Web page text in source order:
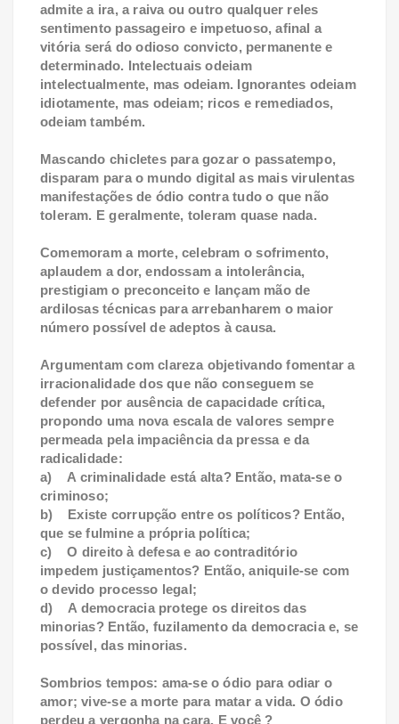
admite a ira, a raiva ou outro qualquer reles
sentimento passageiro e impetuoso, afinal a
vitória será do odioso convicto, permanente e
determinado. Intelectuais odeiam
intelectualmente, mas odeiam. Ignorantes odeiam
idiotamente, mas odeiam; ricos e remediados,
odeiam também.
Mascando chicletes para gozar o passatempo,
disparam para o mundo digital as mais virulentas
manifestações de ódio contra tudo o que não
toleram. E geralmente, toleram quase nada.
Comemoram a morte, celebram o sofrimento,
aplaudem a dor, endossam a intolerância,
prestigiam o preconceito e lançam mão de
ardilosas técnicas para arrebanharem o maior
número possível de adeptos à causa.
Argumentam com clareza objetivando fomentar a
irracionalidade dos que não conseguem se
defender por ausência de capacidade crítica,
propondo uma nova escala de valores sempre
permeada pela impaciência da pressa e da
radicalidade:
a) A criminalidade está alta? Então, mata-se o
criminoso;
b) Existe corrupção entre os políticos? Então,
que se fulmine a própria política;
c) O direito à defesa e ao contraditório
impedem justiçamentos? Então, aniquile-se com
o devido processo legal;
d) A democracia protege os direitos das
minorias? Então, fuzilamento da democracia e, se
possível, das minorias.
Sombrios tempos: ama-se o ódio para odiar o
amor; vive-se a morte para matar a vida. O ódio
perdeu a vergonha na cara. E você ?